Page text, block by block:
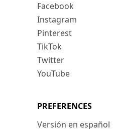
Facebook
Instagram
Pinterest
TikTok
Twitter
YouTube
PREFERENCES
Versión en español